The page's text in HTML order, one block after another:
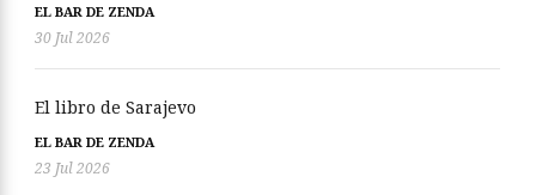
EL BAR DE ZENDA
30 Jul 2026
El libro de Sarajevo
EL BAR DE ZENDA
23 Jul 2026